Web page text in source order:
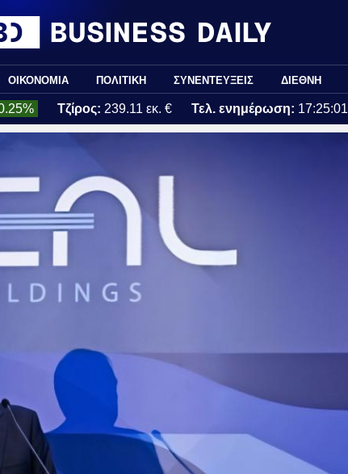
ΟΙΚΟΝΟΜΙΑ ΠΟΛΙΤΙΚΗ ΣΥΝΕΝΤΕΥΞΕΙΣ ΔΙΕΘΝΗ
Τζίρος: 239.11 εκ. € Τελ. ενημέρωση: 17:25:01